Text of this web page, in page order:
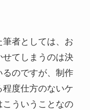
者としては、お
てしまうのは決
るのですが、制作
度仕方のないケ
ういうことなの